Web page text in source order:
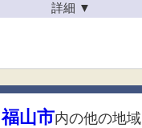
詳細 ▼
福山市内の他の地域